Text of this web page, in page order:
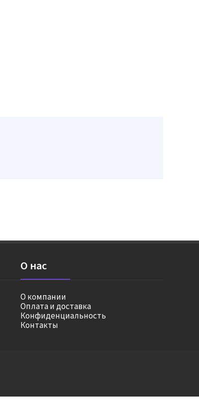
О нас
О компании
Оплата и доставка
Конфиденциальность
Контакты